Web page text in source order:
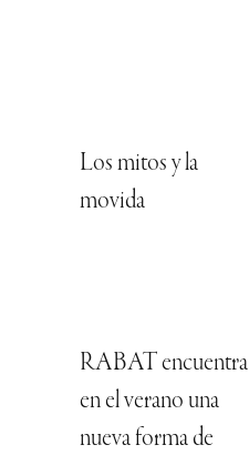
Los mitos y la
movida
RABAT encuentra
en el verano una
nueva forma de